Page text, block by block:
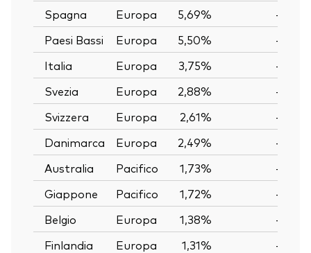
Spagna Europa 5,69%
—
Paesi Bassi
Europa 5,50%
—
Italia
Europa 3,75%
—
Svezia
Europa 2,88%
—
Svizzera
Europa 2,61%
—
Danimarca
Europa 2,49%
—
Australia
Pacifico 1,73%
—
Giappone
Pacifico 1,72%
—
Belgio
Europa 1,38%
—
Finlandia
Europa 1,31%
—